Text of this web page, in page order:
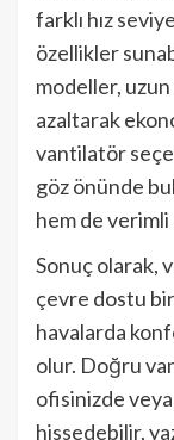
farklı hız
özellikler
modeller,
azaltarak
vantilatör
göz önünde
hem de verimli
Sonuç olarak,
çevre dostu
havalarda
olur. Doğru
ofisinizde
hissedebilir,